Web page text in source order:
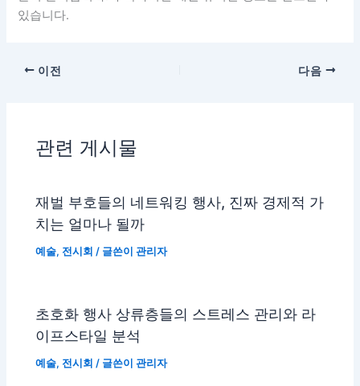
있습니다.
이전 다음
관련 게시물
재벌 부호들의 네트워킹 행사, 진짜 경제적 가
치는 얼마나 될까
예술, 전시회 / 글쓴이관리자
초호화 행사 상류층들의 스트레스 관리와 라
이프스타일 분석
예술, 전시회 / 글쓴이관리자